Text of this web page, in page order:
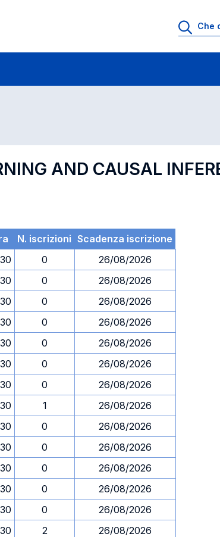
AND CAUSAL
N. iscrizioni Scadenza iscrizione
0
26/08/2026
0
26/08/2026
0
26/08/2026
0
26/08/2026
0
26/08/2026
0
26/08/2026
0
26/08/2026
1
26/08/2026
0
26/08/2026
0
26/08/2026
0
26/08/2026
0
26/08/2026
0
26/08/2026
2
26/08/2026